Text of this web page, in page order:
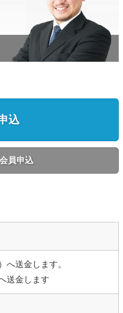
込
員申込
へ送金します。
送金します